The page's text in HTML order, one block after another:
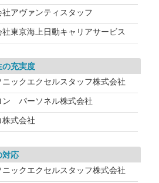
社アヴァンティスタッフ
社東京海上日動キャリアサービス
の充実度
ニックエクセルスタッフ株式会社
ン パーソネル株式会社
株式会社
対応
ニックエクセルスタッフ株式会社